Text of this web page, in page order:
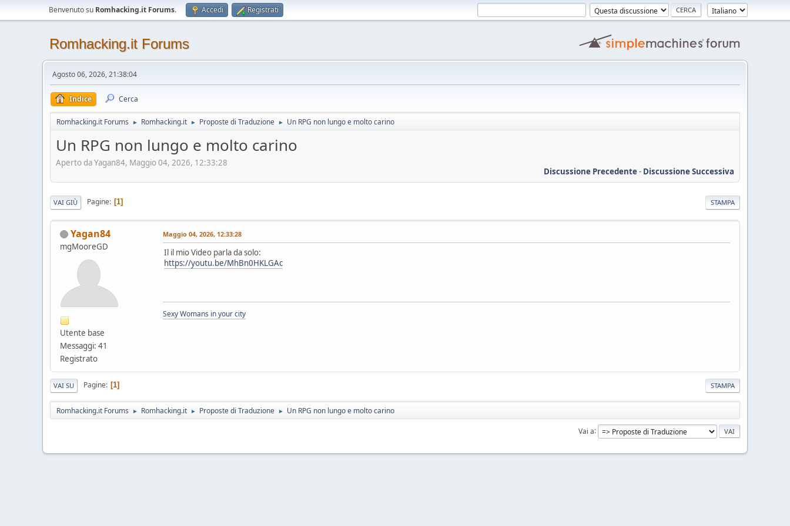
Benvenuto su Romhacking.it Forums. Accedi Registrati
Romhacking.it Forums
Agosto 06, 2026, 21:38:04
Indice Cerca
Romhacking.it Forums ► Romhacking.it ► Proposte di Traduzione ► Un RPG non lungo e molto carino
Un RPG non lungo e molto carino
Aperto da Yagan84, Maggio 04, 2026, 12:33:28
Discussione Precedente- Discussione Successiva
STAMPA
VAI GIÙ Pagine 1
Yagan84
mgMooreGD
Utente base
Messaggi: 41
Registrato
Maggio 04, 2026, 12:33:28
Il il mio Video parla da solo:
https://youtu.be/MhBn0HKLGAc
Sexy Womans in your city
STAMPA
VAI SU Pagine 1
Romhacking.it Forums ► Romhacking.it ► Proposte di Traduzione ► Un RPG non lungo e molto carino
Vai a